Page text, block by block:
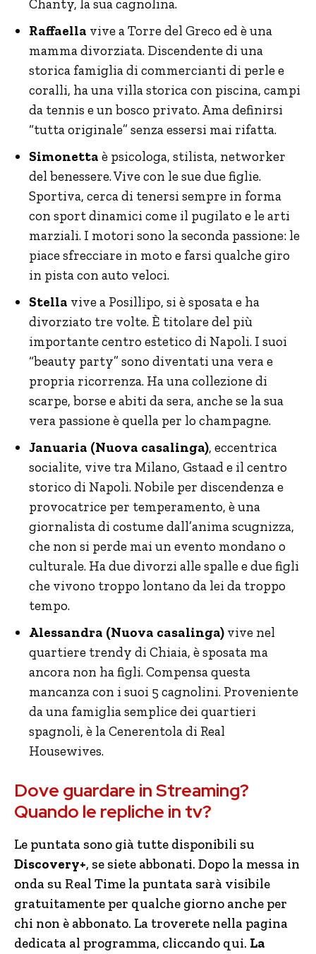
Chanty, la sua cagnolina.
Raffaella vive a Torre del Greco ed è una
mamma divorziata. Discendente di una
storica famiglia di commercianti di perle e
coralli, ha una villa storica con piscina, campi
da tennis e un bosco privato. Ama definirsi
“tutta originale” senza essersi mai rifatta.
Simonetta è psicologa, stilista, networker
del benessere. Vive con le sue due figlie.
Sportiva, cerca di tenersi sempre in forma
con sport dinamici come il pugilato e le arti
marziali. I motori sono la seconda passione: le
piace sfrecciare in moto e farsi qualche giro
in pista con auto veloci.
Stella vive a Posillipo, si è sposata e ha
divorziato tre volte. È titolare del più
importante centro estetico di Napoli. I suoi
“beauty party” sono diventati una vera e
propria ricorrenza. Ha una collezione di
scarpe, borse e abiti da sera, anche se la sua
vera passione è quella per lo champagne.
Januaria (Nuova casalinga), eccentrica
socialite, vive tra Milano, Gstaad e il centro
storico di Napoli. Nobile per discendenza e
provocatrice per temperamento, è una
giornalista di costume dall’anima scugnizza,
che non si perde mai un evento mondano o
culturale. Ha due divorzi alle spalle e due figli
che vivono troppo lontano da lei da troppo
tempo.
Alessandra (Nuova casalinga) vive nel
quartiere trendy di Chiaia, è sposata ma
ancora non ha figli. Compensa questa
mancanza con i suoi 5 cagnolini. Proveniente
da una famiglia semplice dei quartieri
spagnoli, è la Cenerentola di Real
Housewives.
Dove guardare in Streaming?
Quando le repliche in tv?
Le puntata sono già tutte disponibili su
Discovery+, se siete abbonati. Dopo la messa in
onda su Real Time la puntata sarà visibile
gratuitamente per qualche giorno anche per
chi non è abbonato. La troverete nella pagina
dedicata al programma, cliccando qui. La